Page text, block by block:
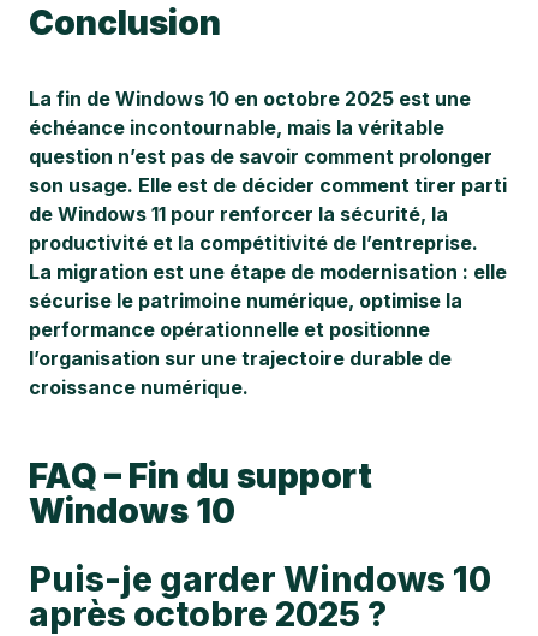
Conclusion
La fin de Windows 10 en octobre 2025 est une
échéance incontournable, mais la véritable
question n’est pas de savoir comment prolonger
son usage. Elle est de décider comment tirer parti
de Windows 11 pour renforcer la sécurité, la
productivité et la compétitivité de l’entreprise.
La migration est une étape de modernisation : elle
sécurise le patrimoine numérique, optimise la
performance opérationnelle et positionne
l’organisation sur une trajectoire durable de
croissance numérique.
FAQ – Fin du support
Windows 10
Puis-je garder Windows 10
après octobre 2025 ?